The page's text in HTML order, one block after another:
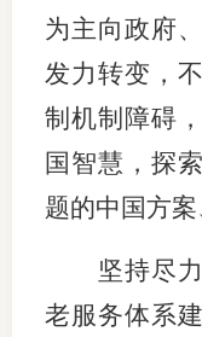
为主向政府
发力转变，
制机制障碍
国智慧，探
题的中国方案
坚持尽力
老服务体系